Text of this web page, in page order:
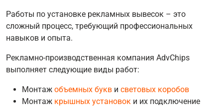
Работы по установке рекламных вывесок – это
сложный процесс, требующий профессиональных
навыков и опыта.
Рекламно-производственная компания AdvChips
выполняет следующие виды работ:
Монтаж объемных букв и световых коробов
Монтаж крышных установок и их подключение